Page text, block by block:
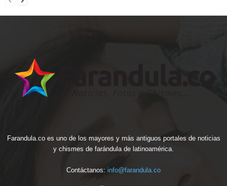
Farandula.co es uno de los mayores y más antiguos portales de noticias
y chismes de farándula de latinoamérica.
Contáctanos: info@farandula.co